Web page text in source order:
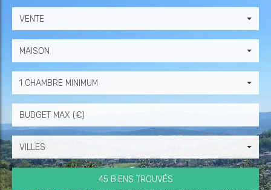
VENTE
MAISON
1 CHAMBRE MINIMUM
Prix
VILLES
45 BIENS TROUVÉS